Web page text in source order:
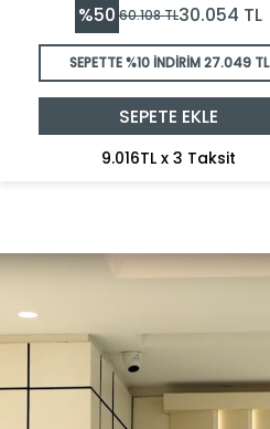
%50 60.108TL30.054 TL
SEPETTE %10 İNDİRİM27.049 TL
SEPETE EKLE
9.016TL x 3 Taksit